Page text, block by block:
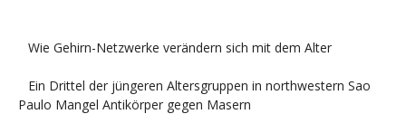
Wie Gehirn-Netzwerke verändern sich mit dem Alter
Ein Drittel der jüngeren Altersgruppen in northwestern Sao
Paulo Mangel Antikörper gegen Masern